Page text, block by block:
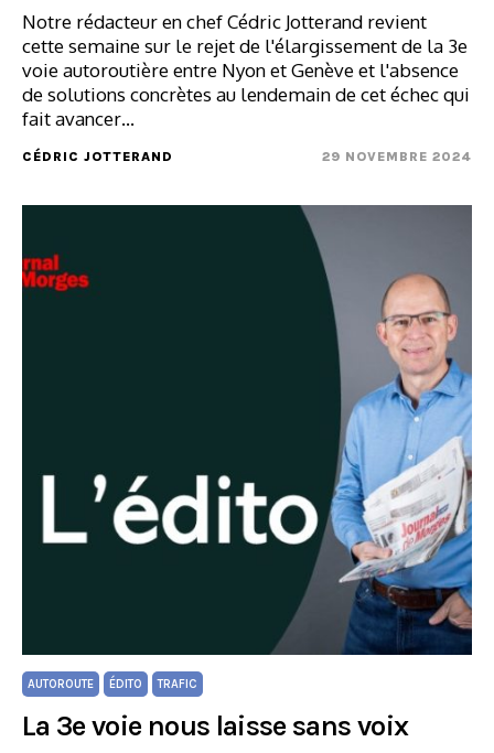
Notre rédacteur en chef Cédric Jotterand revient
cette semaine sur le rejet de l'élargissement de la 3e
voie autoroutière entre Nyon et Genève et l'absence
de solutions concrètes au lendemain de cet échec qui
fait avancer…
CÉDRIC JOTTERAND 29 NOVEMBRE 2024
AUTOROUTE ÉDITO TRAFIC
La 3e voie nous laisse sans voix